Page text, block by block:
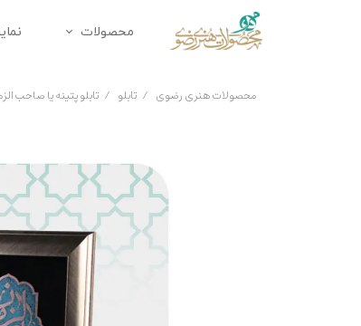
محصولات
تابلو
محصولات هنری رضوی تابلو تابلو پتینه یا صاحب